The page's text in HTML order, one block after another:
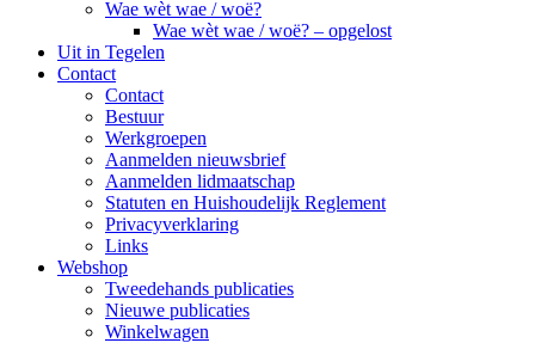
Wae wèt wae / woë?
Wae wèt wae / woë? – opgelost
Uit in Tegelen
Contact
Contact
Bestuur
Werkgroepen
Aanmelden nieuwsbrief
Aanmelden lidmaatschap
Statuten en Huishoudelijk Reglement
Privacyverklaring
Links
Webshop
Tweedehands publicaties
Nieuwe publicaties
Winkelwagen